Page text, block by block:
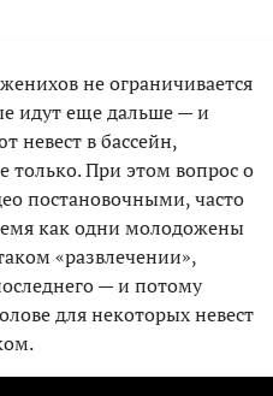
не ограничивается
идут еще дальше — и
невест в бассейн,
При этом вопрос о
постановочными, часто
как одни молодожены
«развлечении»,
— и потому
для некоторых невест